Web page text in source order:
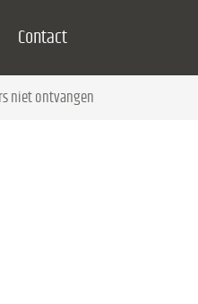
Contact
niet ontvangen